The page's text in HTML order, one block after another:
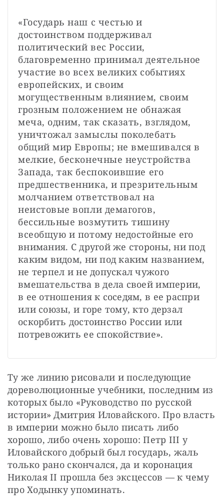
«Государь наш с честью и
достоинством поддерживал
политический вес России,
благовременно принимал деятельное
участие во всех великих событиях
европейских, и своим
могущественным влиянием, своим
грозным положением не обнажая
меча, одним, так сказать, взглядом,
уничтожал замыслы поколебать
общий мир Европы; не вмешивался в
мелкие, бесконечные неустройства
Запада, так беспокоившие его
предшественника, и презрительным
молчанием ответствовал на
неистовые вопли демагогов,
бессильные возмутить тишину
всеобщую и потому недостойные его
внимания. С другой же стороны, ни под
каким видом, ни под каким названием,
не терпел и не допускал чужого
вмешательства в дела своей империи,
в ее отношения к соседям, в ее распри
или союзы, и горе тому, кто дерзал
оскорбить достоинство России или
потревожить ее спокойствие».
Ту же линию рисовали и последующие
дореволюционные учебники, последним из
которых было «Руководство по русской
истории» Дмитрия Иловайского. Про власть
в империи можно было писать либо
хорошо, либо очень хорошо: Петр III у
Иловайского добрый был государь, жаль
только рано скончался, да и коронация
Николая II прошла без эксцессов — к чему
про Ходынку упоминать.